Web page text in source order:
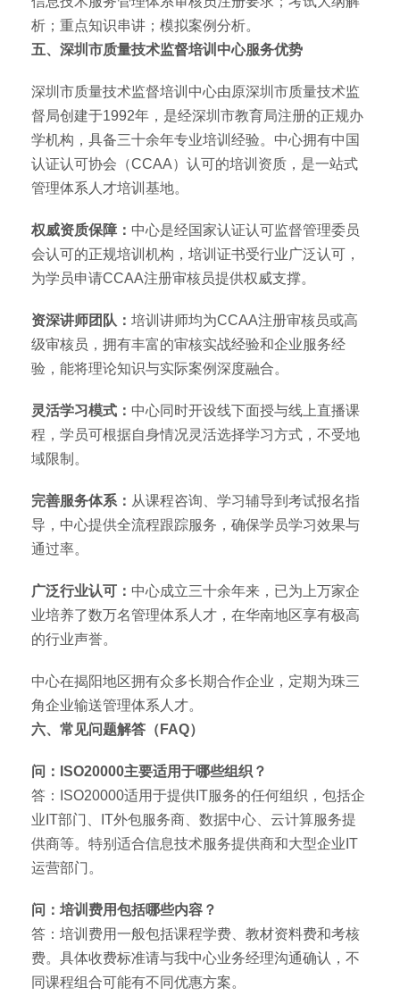
析；重点知识串讲；模拟案例分析。
五、深圳市质量技术监督培训中心服务优势
深圳市质量技术监督培训中心由原深圳市质量技术监
督局创建于1992年，是经深圳市教育局注册的正规办
学机构，具备三十余年专业培训经验。中心拥有中国
认证认可协会（CCAA）认可的培训资质，是一站式
管理体系人才培训基地。
权威资质保障： 中心是经国家认证认可监督管理委员
会认可的正规培训机构，培训证书受行业广泛认可，
为学员申请CCAA注册审核员提供权威支撑。
资深讲师团队： 培训讲师均为CCAA注册审核员或高
级审核员，拥有丰富的审核实战经验和企业服务经
验，能将理论知识与实际案例深度融合。
灵活学习模式： 中心同时开设线下面授与线上直播课
程，学员可根据自身情况灵活选择学习方式，不受地
域限制。
完善服务体系： 从课程咨询、学习辅导到考试报名指
导，中心提供全流程跟踪服务，确保学员学习效果与
通过率。
广泛行业认可： 中心成立三十余年来，已为上万家企
业培养了数万名管理体系人才，在华南地区享有极高
的行业声誉。
中心在揭阳地区拥有众多长期合作企业，定期为珠三
角企业输送管理体系人才。
六、常见问题解答（FAQ）
问：ISO20000主要适用于哪些组织？
答：ISO20000适用于提供IT服务的任何组织，包括企
业IT部门、IT外包服务商、数据中心、云计算服务提
供商等。特别适合信息技术服务提供商和大型企业IT
运营部门。
问：培训费用包括哪些内容？
答：培训费用一般包括课程学费、教材资料费和考核
费。具体收费标准请与我中心业务经理沟通确认，不
同课程组合可能有不同优惠方案。